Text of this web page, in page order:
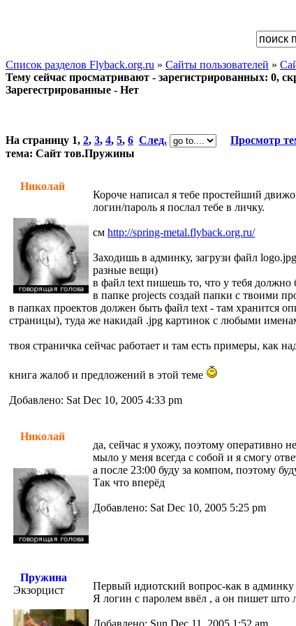
Список разделов Flyback.org.ru » Сайты пользователей »
Тему сейчас просматривают - зарегистрированных: 0,
Зарегестрированные - Нет
На страницу 1, 2, 3, 4, 5, 6 След.
Просмотр
тема: Сайт тов.Пружины
Николай
Короче написал я тебе простейший
логин/пароль я послал тебе в личку.
см http://spring-metal.flyback.org.ru/
Заходишь в админку, загрузи файл
разные вещи)
в файл text пишешь то, что у тебя должно
в папке projects создай папки с твоими
в папках проектов должен быть файл text - там хранится
страницы), туда же накидай .jpg картинок с любыми
твоя страничка сейчас работает и там есть примеры, как
книга жалоб и предложений в этой теме
Добавлено: Sat Dec 10, 2005 4:33 pm
Николай
да, сейчас я ухожу, поэтому оперативно
мыло у меня всегда с собой и я смогу
а после 23:00 буду за компом, поэтому
Так что вперёд
Добавлено: Sat Dec 10, 2005 5:25 pm
Пружина
Экзорцист
Первый идиотский вопрос-как в админку
Я логин с паролем ввёл , а он пишет што
Добавлено: Sun Dec 11, 2005 1:52 am